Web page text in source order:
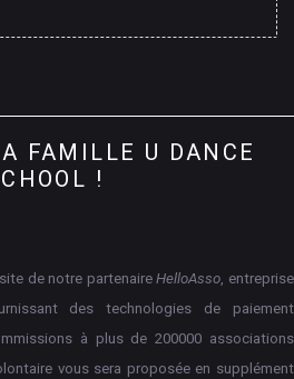
FAMILLE U DANCE
!
de notre partenaireHelloAsso, entreprise
des technologies de paiement
à plus de 200000 associations
vous sera proposée en supplément